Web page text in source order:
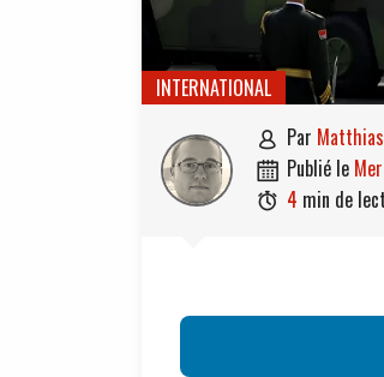
INTERNATIONAL
 par
 publié le
 4 min de